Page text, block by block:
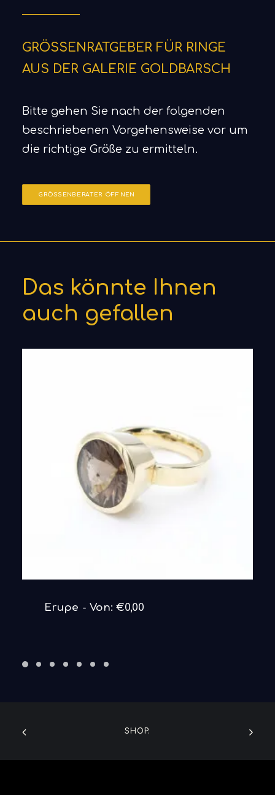
GRÖSSENRATGEBER FÜR RINGE
AUS DER GALERIE GOLDBARSCH
Bitte gehen Sie nach der folgenden
beschriebenen Vorgehensweise vor um
die richtige Größe zu ermitteln.
GRÖSSENBERATER ÖFFNEN
Das könnte Ihnen
auch gefallen
DETAILS ANSEHEN
Erupe Von:€0,00
SHOP.